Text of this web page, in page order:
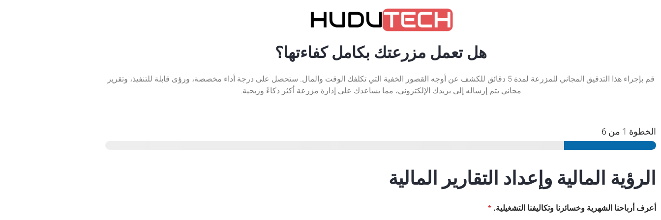
هل تعمل مزرعتك بكامل كفاءتها؟
قم بإجراء هذا التدقيق المجاني للمزرعة لمدة 5 دقائق للكشف عن أوجه القصور الخفية التي تكلفك الوقت والمال. ستحصل على درجة أداء مخصصة، ورؤى قابلة للتنفيذ، وتقرير
مجاني يتم إرساله إلى بريدك الإلكتروني، مما يساعدك على إدارة مزرعة أكثر ذكاءً وربحية.
الخطوة 1 من 6
الرؤية المالية وإعداد التقارير المالية
أعرف أرباحنا الشهرية وخسائرنا وتكاليفنا التشغيلية. *